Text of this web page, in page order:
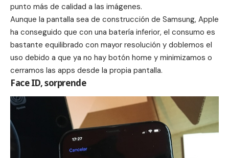
punto más de calidad a las imágenes.
Aunque la pantalla sea de construcción de Samsung, Apple
ha conseguido que con una batería inferior, el consumo es
bastante equilibrado con mayor resolución y doblemos el
uso debido a que ya no hay botón home y minimizamos o
cerramos las apps desde la propia pantalla.
Face ID, sorprende